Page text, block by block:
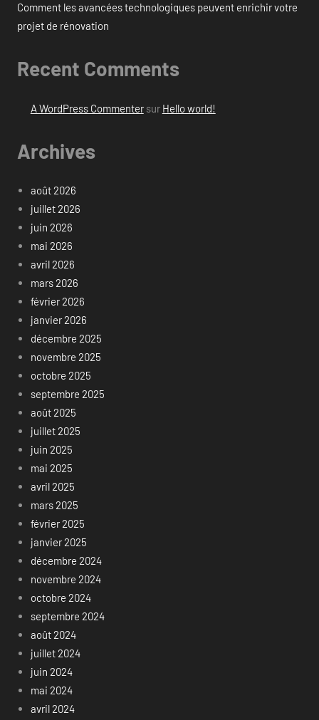
Comment les avancées technologiques peuvent enrichir votre
projet de rénovation
Recent Comments
A WordPress Commentersur Hello world!
Archives
août 2026
juillet 2026
juin 2026
mai 2026
avril 2026
mars 2026
février 2026
janvier 2026
décembre 2025
novembre 2025
octobre 2025
septembre 2025
août 2025
juillet 2025
juin 2025
mai 2025
avril 2025
mars 2025
février 2025
janvier 2025
décembre 2024
novembre 2024
octobre 2024
septembre 2024
août 2024
juillet 2024
juin 2024
mai 2024
avril 2024